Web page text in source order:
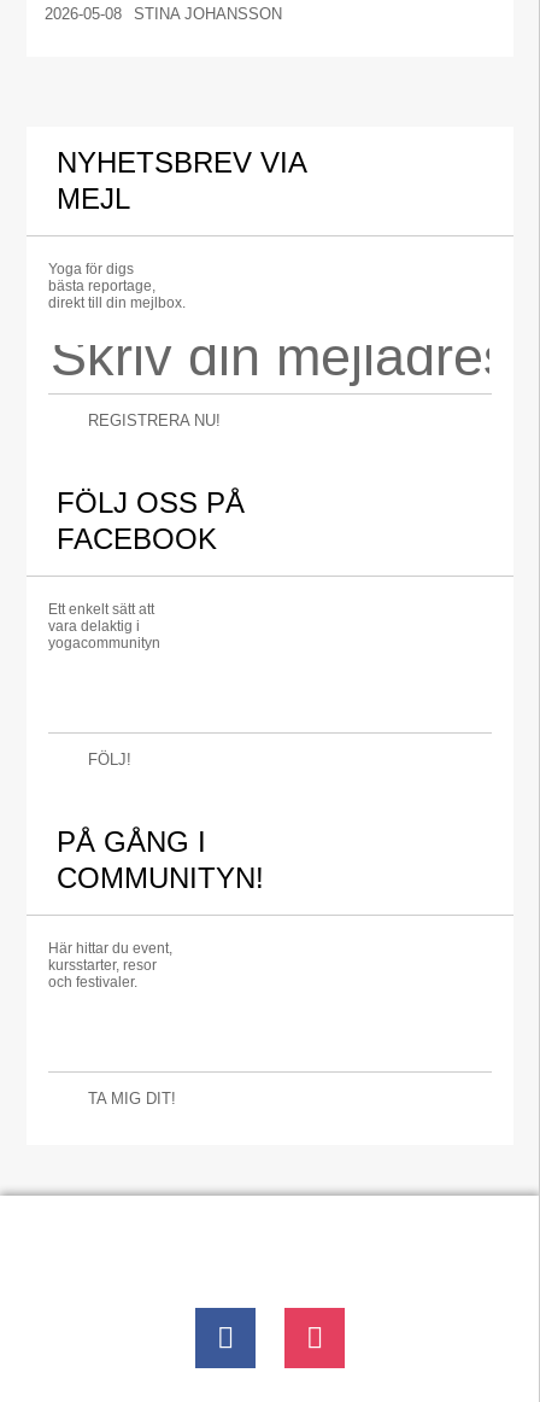
2026-05-08 STINA JOHANSSON
NYHETSBREV VIA
MEJL
Yoga för digs
bästa reportage,
direkt till din mejlbox.
REGISTRERA NU!
FÖLJ OSS PÅ
FACEBOOK
Ett enkelt sätt att
vara delaktig i
yogacommunityn
FÖLJ!
PÅ GÅNG I
COMMUNITYN!
Här hittar du event,
kursstarter, resor
och festivaler.
TA MIG DIT!